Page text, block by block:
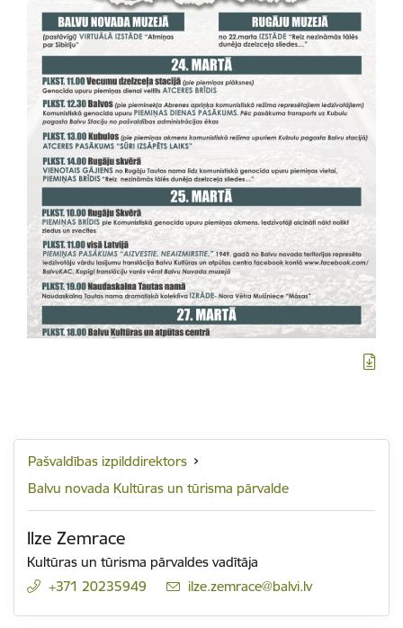
Pašvaldības izpilddirektors
Balvu novada Kultūras un tūrisma pārvalde
Ilze Zemrace
Kultūras un tūrisma pārvaldes vadītāja
+371 20235949
E-pasts:
ilze.zemrace@balvi.lv